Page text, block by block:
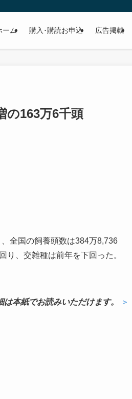
ーム 購入･購読お申込 広告掲載
の163万6千頭
全国の飼養頭数は384万8,736
、交雑種は前年を下回った。
本紙でお読みいただけます。
＞